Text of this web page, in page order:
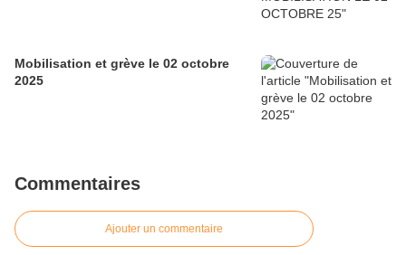
Mobilisation et grève le 02 octobre
2025
Commentaires
Ajouter un commentaire